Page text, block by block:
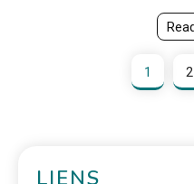
1 2